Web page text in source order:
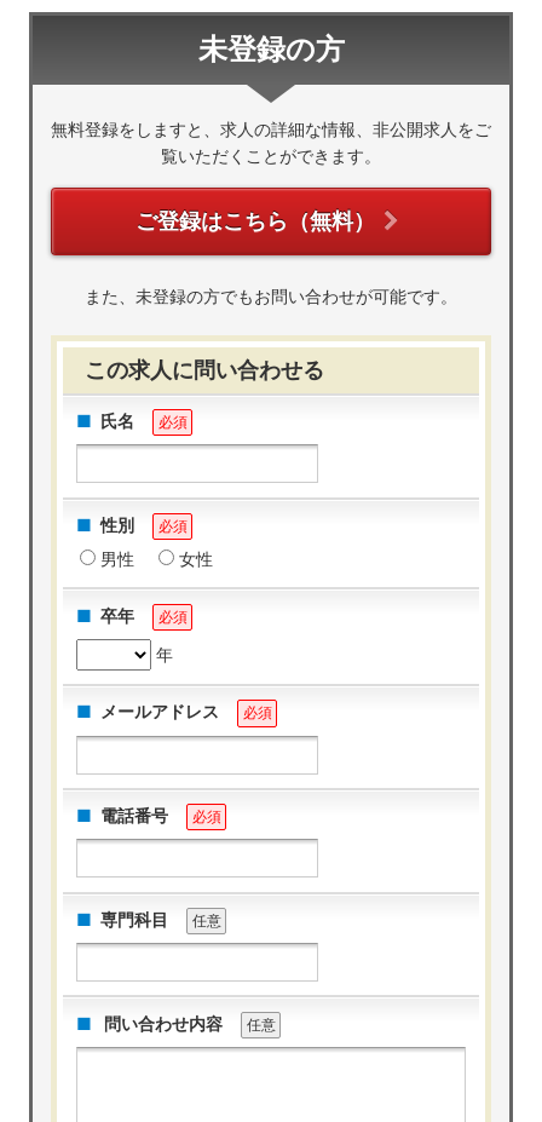
未登録の方
無料登録をしますと、求人の詳細な情報、非公開求人をご
覧いただくことができます。
ご登録はこちら（無料）
また、未登録の方でもお問い合わせが可能です。
この求人に問い合わせる
氏名 必須
性別 必須
男性 女性
卒年 必須
年
メールアドレス 必須
電話番号 必須
専門科目 任意
問い合わせ内容 任意